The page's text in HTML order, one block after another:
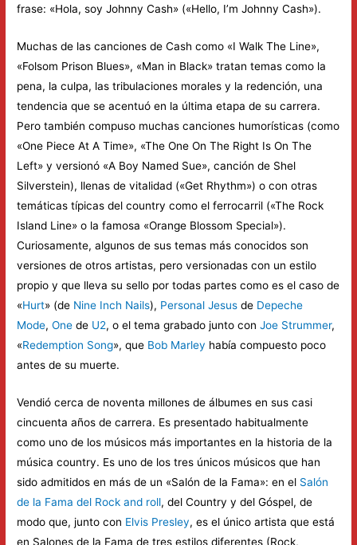
frase: «Hola, soy Johnny Cash» («Hello, I’m Johnny Cash»).
Muchas de las canciones de Cash como «I Walk The Line»,
«Folsom Prison Blues», «Man in Black» tratan temas como la
pena, la culpa, las tribulaciones morales y la redención, una
tendencia que se acentuó en la última etapa de su carrera.
Pero también compuso muchas canciones humorísticas (como
«One Piece At A Time», «The One On The Right Is On The
Left» y versionó «A Boy Named Sue», canción de Shel
Silverstein), llenas de vitalidad («Get Rhythm») o con otras
temáticas típicas del country como el ferrocarril («The Rock
Island Line» o la famosa «Orange Blossom Special»).
Curiosamente, algunos de sus temas más conocidos son
versiones de otros artistas, pero versionadas con un estilo
propio y que lleva su sello por todas partes como es el caso de
«Hurt» (de Nine Inch Nails), Personal Jesus de Depeche
Mode,One de U2, o el tema grabado junto conJoe Strummer,
«Redemption Song», que Bob Marley había compuesto poco
antes de su muerte.
Vendió cerca de noventa millones de álbumes en sus casi
cincuenta años de carrera. Es presentado habitualmente
como uno de los músicos más importantes en la historia de la
música country. Es uno de los tres únicos músicos que han
sido admitidos en más de un «Salón de la Fama»: en el Salón
de la Fama del Rock and roll, del Country y del Góspel, de
modo que, junto con Elvis Presley, es el único artista que está
en Salones de la Fama de tres estilos diferentes (Rock,